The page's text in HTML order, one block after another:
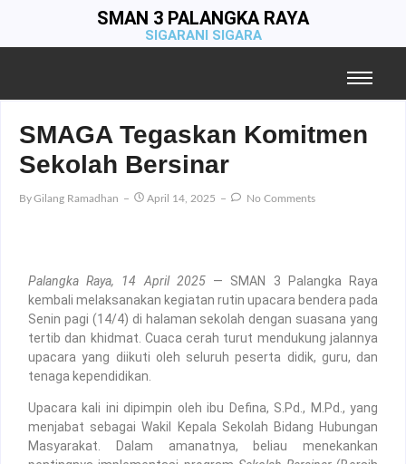
SMAN 3 PALANGKA RAYA
SIGARANI SIGARA
SMAGA Tegaskan Komitmen
Sekolah Bersinar
ByGilang Ramadhan April 14, 2025 No Comments
Palangka Raya, 14 April 2025— SMAN 3 Palangka Raya
kembali melaksanakan kegiatan rutin upacara bendera pada
Senin pagi (14/4) di halaman sekolah dengan suasana yang
tertib dan khidmat. Cuaca cerah turut mendukung jalannya
upacara yang diikuti oleh seluruh peserta didik, guru, dan
tenaga kependidikan.
Upacara kali ini dipimpin oleh ibu Defina, S.Pd., M.Pd., yang
menjabat sebagai Wakil Kepala Sekolah Bidang Hubungan
Masyarakat. Dalam amanatnya, beliau menekankan